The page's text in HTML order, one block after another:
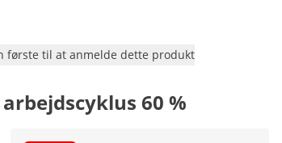
første til at anmelde dette produkt
60 %